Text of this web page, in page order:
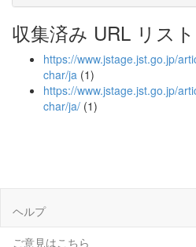
収集済み URL リスト
https://www.jstage.jst.go.jp/
char/ja (1)
https://www.jstage.jst.go.jp/
char/ja/ (1)
ヘルプ
ご意見はこちら